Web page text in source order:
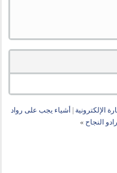
الإلكترونية
أشياء يجب على رواد
النجاح »